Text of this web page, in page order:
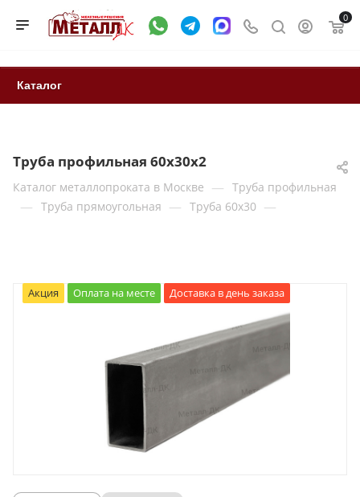
0
Каталог
Труба профильная 60х30х2
Каталог металлопроката в Москве — Труба профильная
— Труба прямоугольная — Труба 60x30 —
Акция Оплата на месте Доставка в день заказа